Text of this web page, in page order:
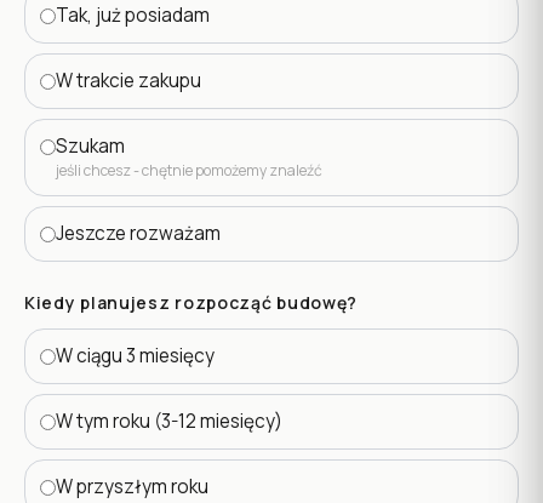
Tak, już posiadam
W trakcie zakupu
Szukam
jeśli chcesz - chętnie pomożemy znaleźć
Jeszcze rozważam
Kiedy planujesz rozpocząć budowę?
W ciągu 3 miesięcy
W tym roku (3-12 miesięcy)
W przyszłym roku